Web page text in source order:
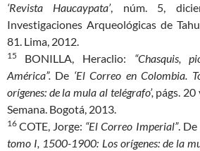
‘Revista Haucaypata’, núm. 5,
Investigaciones Arqueológicas de
81. Lima, 2012.
15 BONILLA, Heraclio: “Chasquis,
América”. De ‘El Correo en Colombia.
orígenes: de la mula al telégrafo’, págs. 20
Semana. Bogotá, 2013.
16COTE, Jorge: “El Correo Imperial”. De
tomo I, 1500-1900: Los orígenes: de la